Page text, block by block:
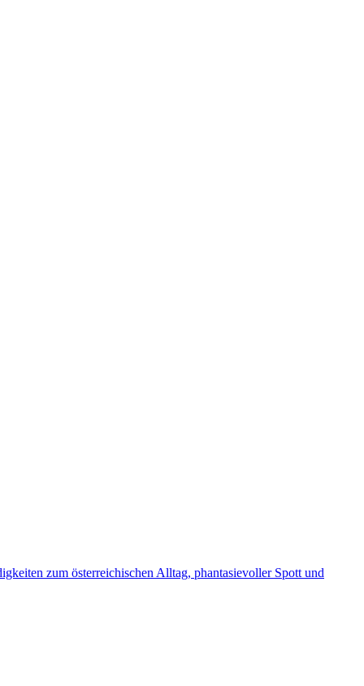
zum österreichischen Alltag, phantasievoller Spott und